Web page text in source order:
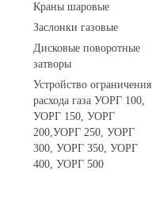
Краны шаровые
Заслонки газовые
Дисковые поворотные
затворы
Устройство ограничения
расхода газа УОРГ 100,
УОРГ 150, УОРГ
200,УОРГ 250, УОРГ
300, УОРГ 350, УОРГ
400, УОРГ 500